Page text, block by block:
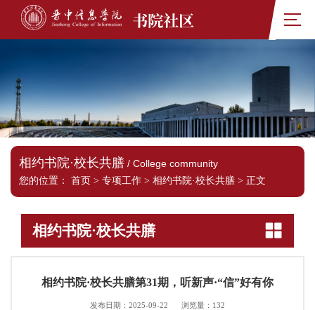
书院社区
相约书院·校长共膳 / College community
您的位置：
首页 > 专项工作 > 相约书院·校长共膳 > 正文
相约书院·校长共膳
相约书院·校长共膳第31期，听新声·“信”好有你
发布日期：2025-09-22 浏览量： 132